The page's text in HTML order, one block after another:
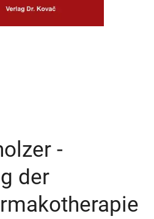
-
der